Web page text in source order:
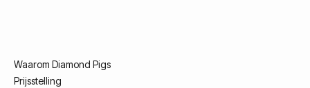
Waarom Diamond Pigs
Prijsstelling